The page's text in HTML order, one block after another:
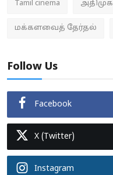
Tamil cinema அதிமுக
மக்களவைத் தேர்தல்
Follow Us
Facebook
X (Twitter)
Instagram